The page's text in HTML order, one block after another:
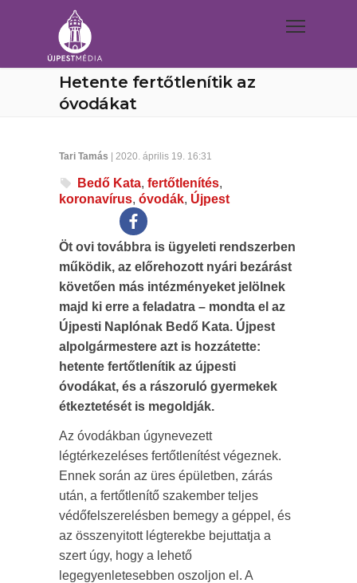
Hetente fertőtlenítik az
óvodákat
Tari Tamás | 2020. április 19. 16:31
Bedő Kata, fertőtlenítés,
koronavírus, óvodák, Újpest
Öt ovi továbbra is ügyeleti rendszerben
működik, az előrehozott nyári bezárást
követően más intézményeket jelölnek
majd ki erre a feladatra – mondta el az
Újpesti Naplónak Bedő Kata. Újpest
alpolgármestere azt is hozzátette:
hetente fertőtlenítik az újpesti
óvodákat, és a rászoruló gyermekek
étkeztetését is megoldják.
Az óvodákban úgynevezett
légtérkezeléses fertőtlenítést végeznek.
Ennek során az üres épületben, zárás
után, a fertőtlenítő szakember teljes
védőfelszerelésben bemegy a géppel, és
az összenyitott légterekbe bejuttatja a
szert úgy, hogy a lehető
legegyenletesebben oszoljon el. A